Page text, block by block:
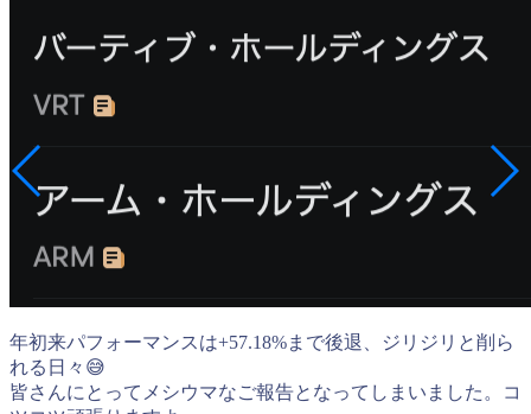
年初来パフォーマンスは+57.18%まで後退、ジリジリと削ら
れる日々😅
皆さんにとってメシウマなご報告となってしまいました。コ